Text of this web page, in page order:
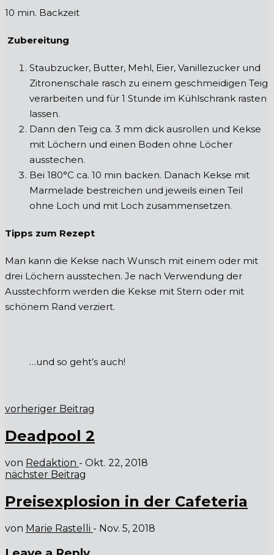
10 min. Backzeit
Zubereitung
Staubzucker, Butter, Mehl, Eier, Vanillezucker und
Zitronenschale rasch zu einem geschmeidigen Teig
verarbeiten und für 1 Stunde im Kühlschrank rasten
lassen.
Dann den Teig ca. 3 mm dick ausrollen und Kekse
mit Löchern und einen Boden ohne Löcher
ausstechen.
Bei 180°C ca. 10 min backen. Danach Kekse mit
Marmelade bestreichen und jeweils einen Teil
ohne Loch und mit Loch zusammensetzen.
Tipps zum Rezept
Man kann die Kekse nach Wunsch mit einem oder mit
drei Löchern ausstechen. Je nach Verwendung der
Ausstechform werden die Kekse mit Stern oder mit
schönem Rand verziert.
…und so geht’s auch!
vorheriger Beitrag
Deadpool 2
von Redaktion - Okt. 22, 2018
nächster Beitrag
Preisexplosion in der Cafeteria
von Marie Rastelli - Nov. 5, 2018